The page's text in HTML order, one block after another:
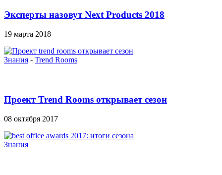
Эксперты назовут Next Products 2018
19 марта 2018
Знания - Trend Rooms
Проект Trend Rooms открывает сезон
08 октября 2017
Знания